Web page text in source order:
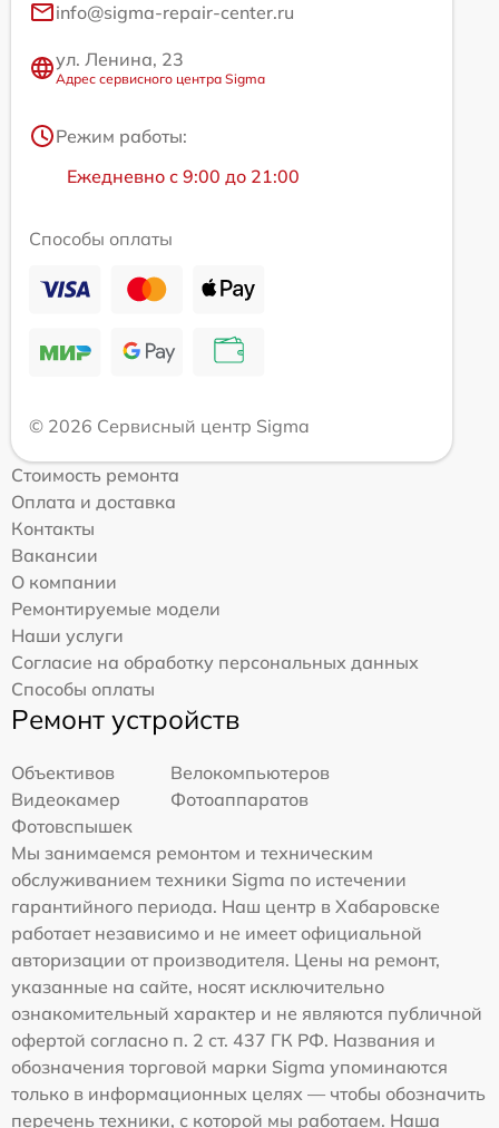
info@sigma-repair-center.ru
ул. Ленина, 23
Адрес сервисного центра Sigma
Режим работы:
Ежедневно с 9:00 до 21:00
Способы оплаты
© 2026 Сервисный центр Sigma
Стоимость ремонта
Оплата и доставка
Контакты
Вакансии
О компании
Ремонтируемые модели
Наши услуги
Согласие на обработку персональных данных
Способы оплаты
Ремонт устройств
Объективов
Велокомпьютеров
Видеокамер
Фотоаппаратов
Фотовспышек
Мы занимаемся ремонтом и техническим
обслуживанием техники Sigma по истечении
гарантийного периода. Наш центр в Хабаровске
работает независимо и не имеет официальной
авторизации от производителя. Цены на ремонт,
указанные на сайте, носят исключительно
ознакомительный характер и не являются публичной
офертой согласно п. 2 ст. 437 ГК РФ. Названия и
обозначения торговой марки Sigma упоминаются
только в информационных целях — чтобы обозначить
перечень техники, с которой мы работаем. Наша